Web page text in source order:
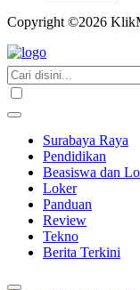
Copyright ©2026
Surabaya Raya
Pendidikan
Beasiswa dan
Loker
Panduan
Review
Tekno
Berita Terkini